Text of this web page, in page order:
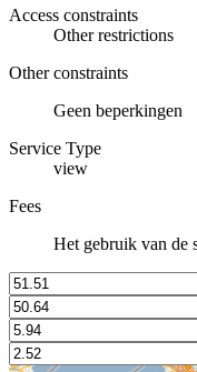
Access constraints
Other restrictions
Other constraints
Geen beperkingen
Service Type
view
Fees
Het gebruik van de